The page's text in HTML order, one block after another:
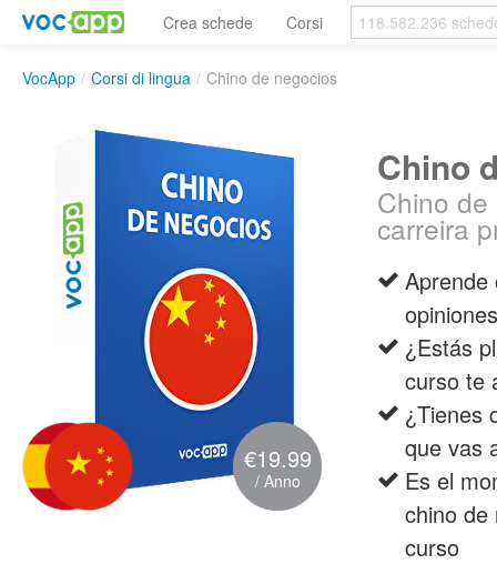
Crea schede Corsi
VocApp / Corsi di lingua / Chino de negocios
€19.99
/ Anno
Chino
Chino
carreira
Aprende
¿Estás
curso te
¿Tienes
que vas
Es el
chino de
curso